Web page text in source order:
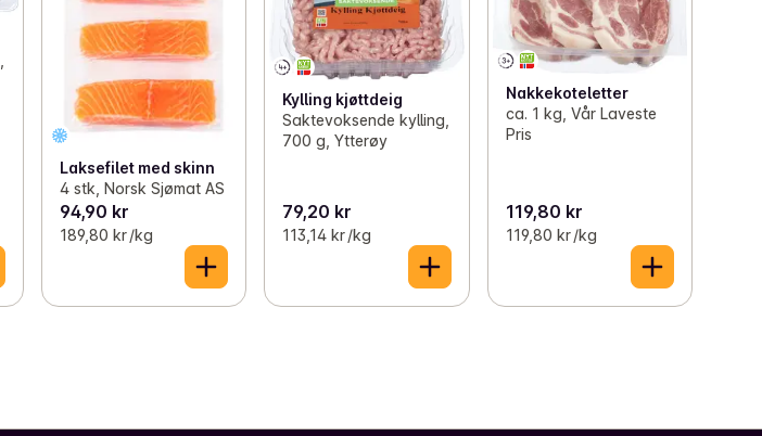
Laksefilet med skinn
4 stk, Norsk Sjømat AS
94,90 kr
189,80 kr /kg
Kylling kjøttdeig
Saktevoksende kylling,
700 g, Ytterøy
79,20 kr
113,14 kr /kg
Nakkekoteletter
ca. 1 kg, Vår Laveste
Pris
119,80 kr
119,80 kr /kg